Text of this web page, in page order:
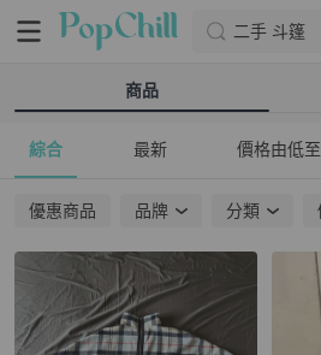
二手 斗篷
商品
綜合 最新 價格由低
優惠商品 品牌 分類